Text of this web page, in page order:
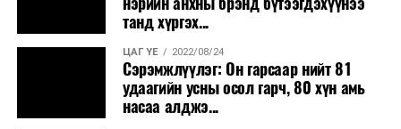
танд хүргэх...
ЦАГ ҮЕ 2022/08/24
Сэрэмжлүүлэг: Он гарсаар нийт 81
удаагийн усны осол гарч, 80 хүн амь
насаа алджэ...